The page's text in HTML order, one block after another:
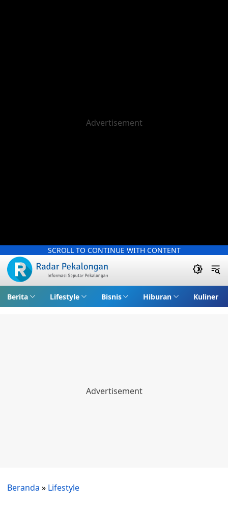
SCROLL TO CONTINUE WITH CONTENT
Berita Lifestyle Bisnis Hiburan Kuliner
Beranda » Lifestyle